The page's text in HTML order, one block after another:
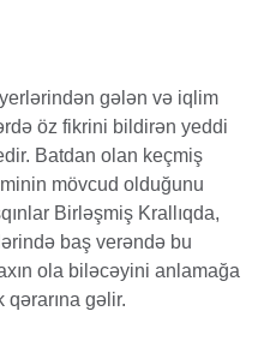
gələn və iqlim
öz fikrini bildirən yeddi
Batdan olan keçmiş
mövcud olduğunu
Birləşmiş Krallıqda,
baş verəndə bu
ola biləcəyini anlamağa
qərarına gəlir.